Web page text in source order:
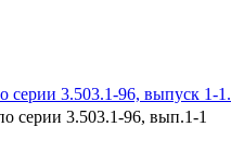
серии 3.503.1-96, выпуск 1-1.
серии 3.503.1-96, вып.1-1